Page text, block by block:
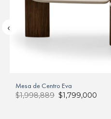
‹
Mesa de Centro Eva
$1,998,889 $1,799,000